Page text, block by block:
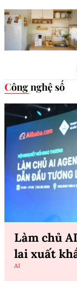
Công nghệ số
Làm chủ
lai xuất
AI